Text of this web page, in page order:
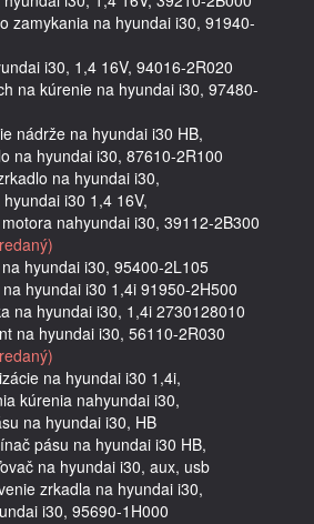
zamykania na hyundai i30, 91940-
i30, 1,4 16V, 94016-2R020
na kúrenie na hyundai i30, 97480-
nádrže na hyundai i30 HB,
na hyundai i30, 87610-2R100
na hyundai i30,
i30 1,4 16V,
nahyundai i30, 39112-2B300
hyundai i30, 95400-2L105
hyundai i30 1,4i 91950-2H500
na hyundai i30, 1,4i 2730128010
na hyundai i30, 56110-2R030
na hyundai i30 1,4i,
kúrenia nahyundai i30,
na hyundai i30, HB
pásu na hyundai i30 HB,
na hyundai i30, aux, usb
zrkadla na hyundai i30,
i30, 95690-1H000